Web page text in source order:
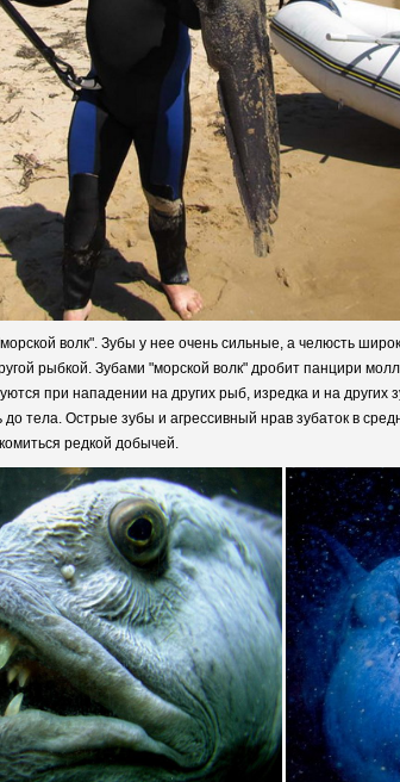
волк". Зубы у нее очень сильные, а челюсть
рыбкой. Зубами "морской волк" дробит панцири
при нападении на других рыб, изредка и на других
до тела. Острые зубы и агрессивный нрав зубаток в
редкой добычей.